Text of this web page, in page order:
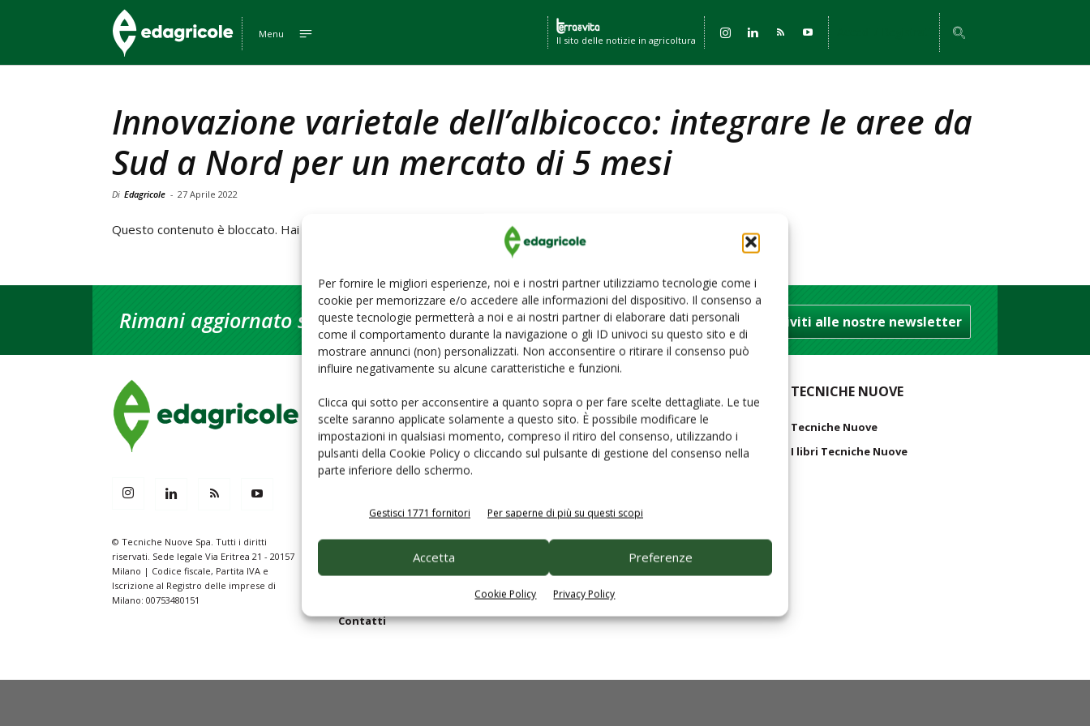
Per fornire le migliori esperienze, noi e i nostri partner utilizziamo tecnologie come i
cookie per memorizzare e/o accedere alle informazioni del dispositivo. Il consenso a
queste tecnologie permetterà a noi e ai nostri partner di elaborare dati personali
come il comportamento durante la navigazione o gli ID univoci su questo sito e di
mostrare annunci (non) personalizzati. Non acconsentire o ritirare il consenso può
influire negativamente su alcune caratteristiche e funzioni.
Clicca qui sotto per acconsentire a quanto sopra o per fare scelte dettagliate. Le tue
scelte saranno applicate solamente a questo sito. È possibile modificare le
impostazioni in qualsiasi momento, compreso il ritiro del consenso, utilizzando i
pulsanti della Cookie Policy o cliccando sul pulsante di gestione del consenso nella
parte inferiore dello schermo.
Gestisci 1771 fornitori Per saperne di più su questi scopi
Accetta Preferenze
Cookie Policy Privacy Policy
Edagricole
Menu
Il sito delle notizie in agricoltura
Innovazione varietale dell’albicocco: integrare le aree da
Sud a Nord per un mercato di 5 mesi
Di Edagricole - 27 Aprile 2022
Questo contenuto è bloccato. Hai attivato un codice?
Rimani aggiornato sul mondo dell’agricoltura Iscriviti alle nostre newsletter
© Tecniche Nuove Spa. Tutti i diritti
riservati. Sede legale Via Eritrea 21 - 20157
Milano | Codice fiscale, Partita IVA e
Iscrizione al Registro delle imprese di
Milano: 00753480151
Homepage
Servizi per gli abbonati
Servizi perle aziende
Edagricole in numeri
I nostrilibri
Comitato tecnico scientifico
Contatti
Disclaimer e note legali
Privacy
Cookie Policy
TECNICHE NUOVE
Tecniche Nuove
I libri Tecniche Nuove